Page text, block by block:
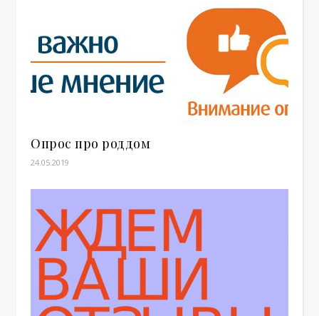
Опрос про роддом
24.05.2019